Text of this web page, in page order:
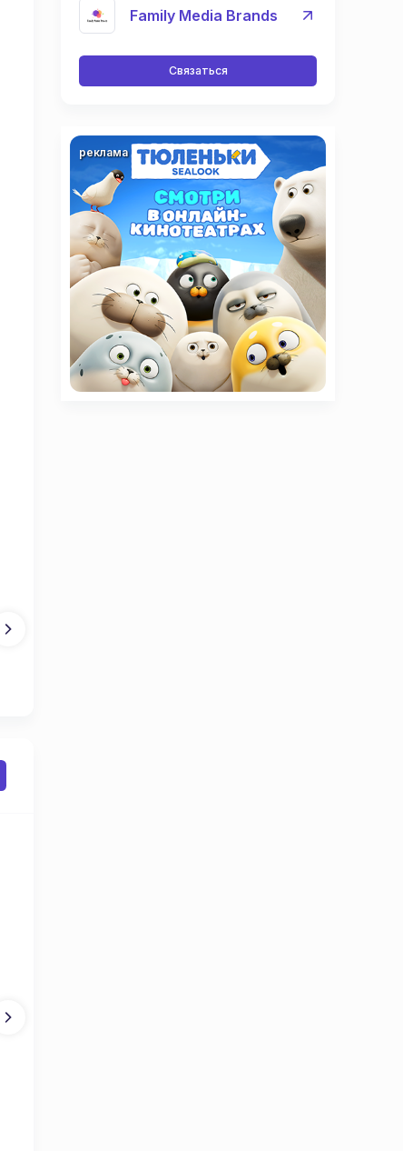
Family Media Brands
Связаться
реклама